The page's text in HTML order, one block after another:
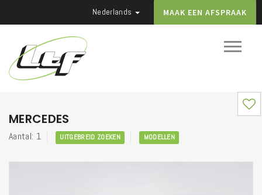
Nederlands MAAK EEN AFSPRAAK
MERCEDES
Aantal: 1 UITGEBREID ZOEKEN MODELLEN